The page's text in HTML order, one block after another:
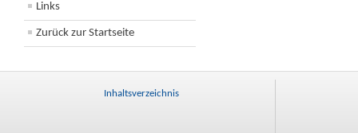
Links
Zurück zur Startseite
Inhaltsverzeichnis